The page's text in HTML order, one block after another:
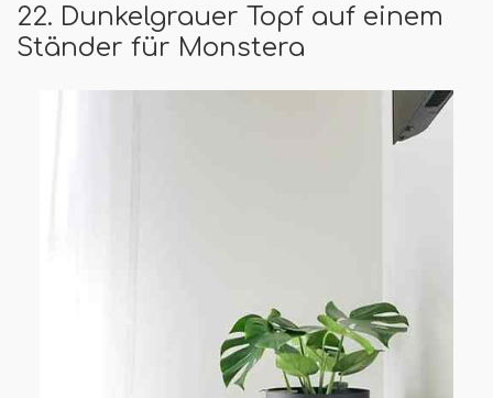
22. Dunkelgrauer Topf auf einem
Ständer für Monstera